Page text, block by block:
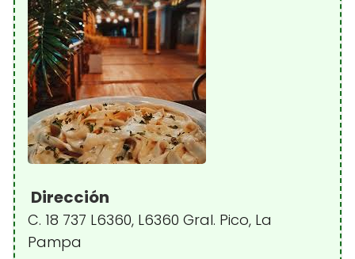
Dirección
C. 18 737 L6360, L6360 Gral. Pico, La
Pampa